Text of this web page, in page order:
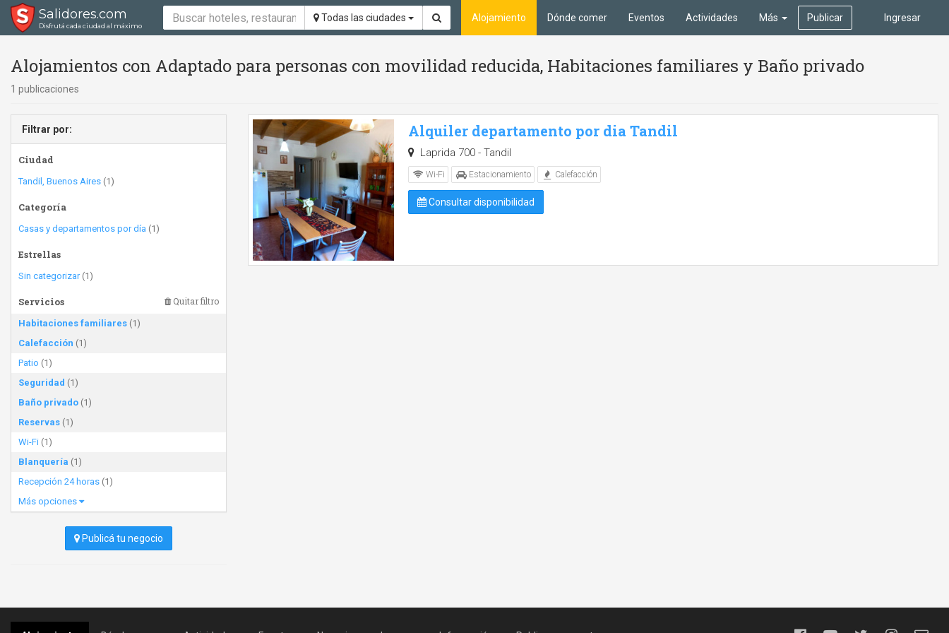
Salidores.com
Disfrutá cada ciudad al máximo
Todas las ciudades Ingresar
Alojamiento Dónde comer Eventos Actividades Más Publicar
Alojamientos con Adaptado para personas con movilidad reducida, Habitaciones familiares y Baño privado
1 publicaciones
Filtrar por:
Ciudad
Tandil, Buenos Aires (1)
Categoría
Casas y departamentos por día (1)
Estrellas
Sin categorizar(1)
Servicios Quitar filtro
Habitaciones familiares (1)
Calefacción (1)
Patio (1)
Seguridad (1)
Baño privado (1)
Reservas (1)
Wi-Fi (1)
Blanquería (1)
Recepción 24 horas (1)
Más opciones
Publicá tu negocio
Alquiler departamento por dia Tandil
Laprida 700 - Tandil
Wi-Fi Estacionamiento Calefacción
Consultar disponibilidad